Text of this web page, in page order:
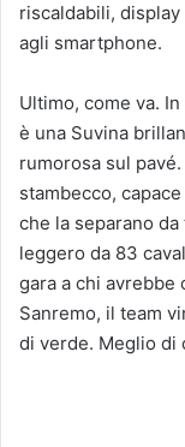
riscaldabili,
agli smartphone.
Ultimo, come va.
è una Suvina
rumorosa sul
stambecco,
che la separano
leggero da 83
gara a chi avrebbe
Sanremo, il team
di verde. Meglio di